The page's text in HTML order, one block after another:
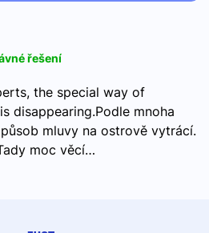
řešení
the special way of
disappearing.Podle mnoha
mluvy na ostrově vytrácí.
moc věcí…